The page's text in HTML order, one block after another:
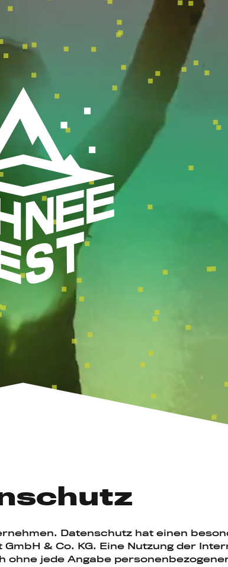
Datenschutz hat einen
& Co. KG. Eine Nutzung der
ohne jede Angabe